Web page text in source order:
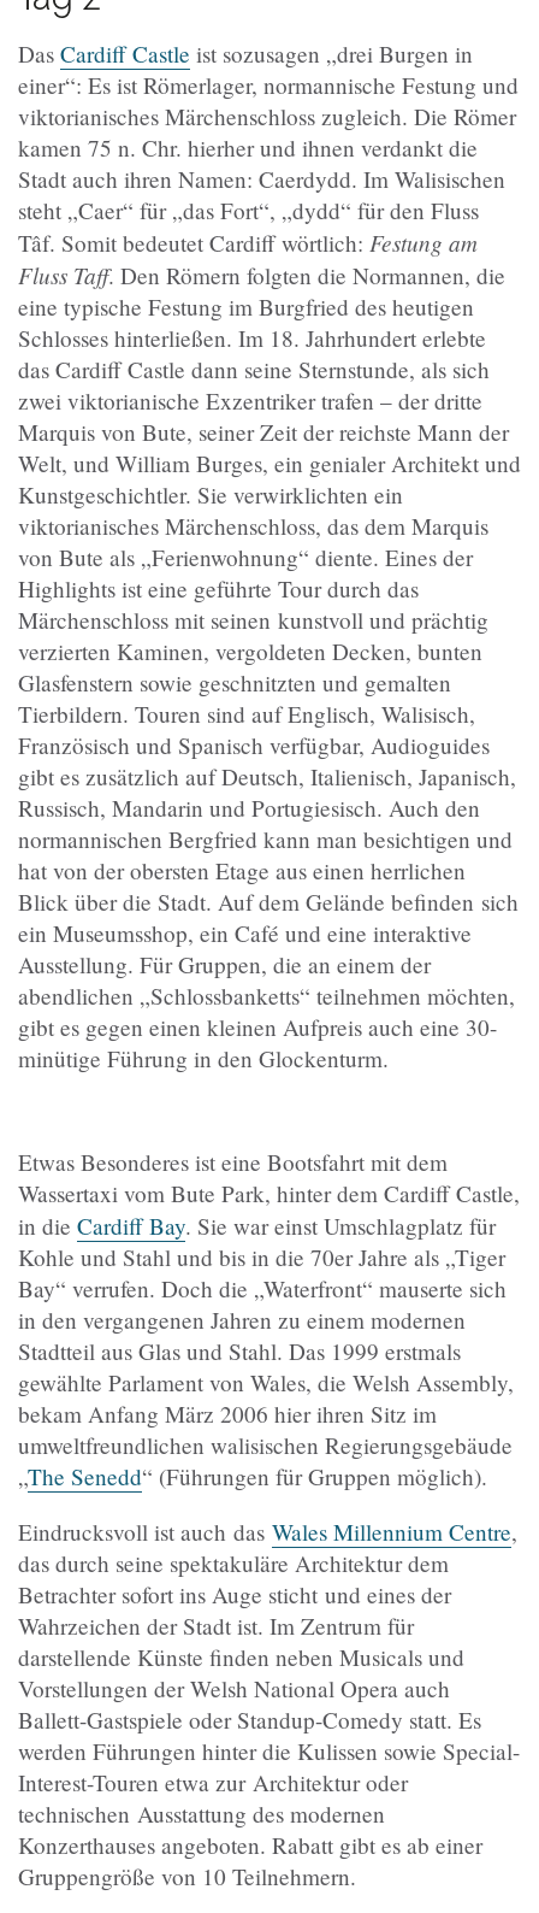
Das Cardiff Castle ist sozusagen „drei Burgen in
einer“: Es ist Römerlager, normannische Festung und
viktorianisches Märchenschloss zugleich. Die Römer
kamen 75 n. Chr. hierher und ihnen verdankt die
Stadt auch ihren Namen: Caerdydd. Im Walisischen
steht „Caer“ für „das Fort“, „dydd“ für den Fluss
Tâf. Somit bedeutet Cardiff wörtlich: Festung am
Fluss Taff. Den Römern folgten die Normannen, die
eine typische Festung im Burgfried des heutigen
Schlosses hinterließen. Im 18. Jahrhundert erlebte
das Cardiff Castle dann seine Sternstunde, als sich
zwei viktorianische Exzentriker trafen – der dritte
Marquis von Bute, seiner Zeit der reichste Mann der
Welt, und William Burges, ein genialer Architekt und
Kunstgeschichtler. Sie verwirklichten ein
viktorianisches Märchenschloss, das dem Marquis
von Bute als „Ferienwohnung“ diente. Eines der
Highlights ist eine geführte Tour durch das
Märchenschloss mit seinen kunstvoll und prächtig
verzierten Kaminen, vergoldeten Decken, bunten
Glasfenstern sowie geschnitzten und gemalten
Tierbildern. Touren sind auf Englisch, Walisisch,
Französisch und Spanisch verfügbar, Audioguides
gibt es zusätzlich auf Deutsch, Italienisch, Japanisch,
Russisch, Mandarin und Portugiesisch. Auch den
normannischen Bergfried kann man besichtigen und
hat von der obersten Etage aus einen herrlichen
Blick über die Stadt. Auf dem Gelände befinden sich
ein Museumsshop, ein Café und eine interaktive
Ausstellung. Für Gruppen, die an einem der
abendlichen „Schlossbanketts“ teilnehmen möchten,
gibt es gegen einen kleinen Aufpreis auch eine 30-
minütige Führung in den Glockenturm.
Etwas Besonderes ist eine Bootsfahrt mit dem
Wassertaxi vom Bute Park, hinter dem Cardiff Castle,
in die Cardiff Bay. Sie war einst Umschlagplatz für
Kohle und Stahl und bis in die 70er Jahre als „Tiger
Bay“ verrufen. Doch die „Waterfront“ mauserte sich
in den vergangenen Jahren zu einem modernen
Stadtteil aus Glas und Stahl. Das 1999 erstmals
gewählte Parlament von Wales, die Welsh Assembly,
bekam Anfang März 2006 hier ihren Sitz im
umweltfreundlichen walisischen Regierungsgebäude
„The Senedd“ (Führungen für Gruppen möglich).
Eindrucksvoll ist auch das Wales Millennium Centre,
das durch seine spektakuläre Architektur dem
Betrachter sofort ins Auge sticht und eines der
Wahrzeichen der Stadt ist. Im Zentrum für
darstellende Künste finden neben Musicals und
Vorstellungen der Welsh National Opera auch
Ballett-Gastspiele oder Standup-Comedy statt. Es
werden Führungen hinter die Kulissen sowie Special-
Interest-Touren etwa zur Architektur oder
technischen Ausstattung des modernen
Konzerthauses angeboten. Rabatt gibt es ab einer
Gruppengröße von 10 Teilnehmern.